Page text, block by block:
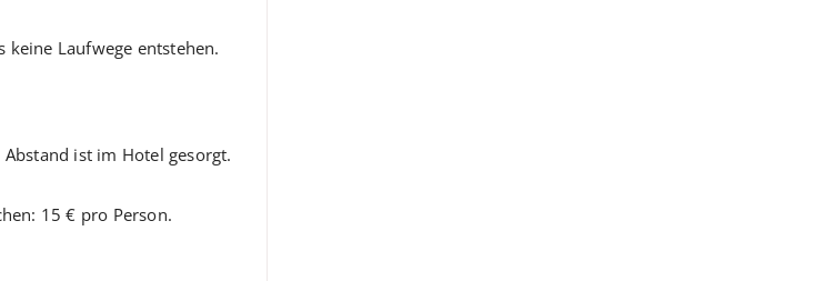
keine Laufwege entstehen.
ist im Hotel gesorgt.
15 € pro Person.